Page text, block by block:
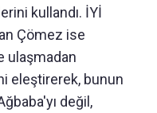
kullandı. İYİ
Çömez ise
ulaşmadan
eleştirerek, bunun
değil,